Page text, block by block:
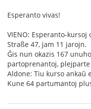
Esperanto vivas!
VIENO: Esperanto-kursoj
Straße 47, jam 11 jarojn.
Ĝis nun okazis 167
partoprenantoj,
Aldone: Tiu kurso ankaŭ
Kune 64 partumantoj